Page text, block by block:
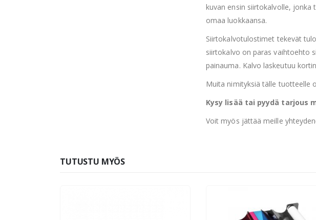
kuvan ensin siirtokalvolle,
omaa luokkaansa.
Siirtokalvotulostimet tekevät
siirtokalvo on paras vaihtoehto
painauma. Kalvo laskeutuu
Muita nimityksiä tälle tuotteelle
Kysy lisää tai pyydä tarjous
Voit myös jättää meille
TUTUSTU MYÖS